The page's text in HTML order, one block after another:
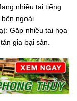
nhiều tai tiếng
ngoài
Găp nhiều tai họa
gia bại sản.